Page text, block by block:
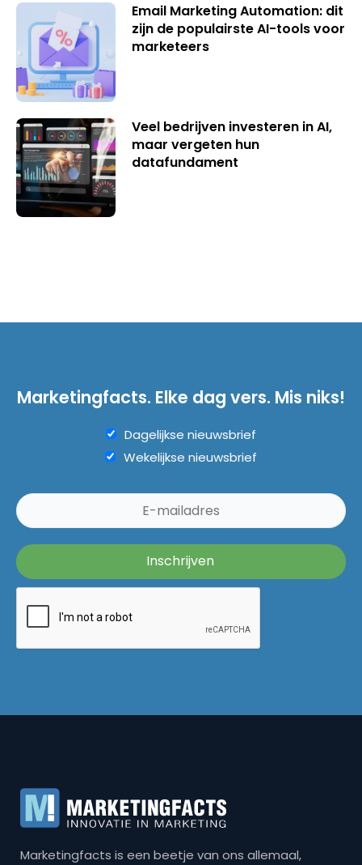
Email Marketing Automation: dit
zijn de populairste AI-tools voor
marketeers
Veel bedrijven investeren in AI,
maar vergeten hun
datafundament
Marketingfacts. Elke dag vers. Mis niks!
Dagelijkse nieuwsbrief
Wekelijkse nieuwsbrief
Marketingfacts is een beetje van ons allemaal,